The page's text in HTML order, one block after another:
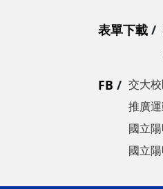
表單下載
FB 交大
推廣
國立
國立